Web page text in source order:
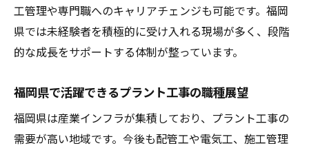
工管理や専門職へのキャリアチェンジも可能です。福岡
県では未経験者を積極的に受け入れる現場が多く、段階
的な成長をサポートする体制が整っています。
福岡県で活躍できるプラント工事の職種展望
福岡県は産業インフラが集積しており、プラント工事の
需要が高い地域です。今後も配管工や電気工、施工管理